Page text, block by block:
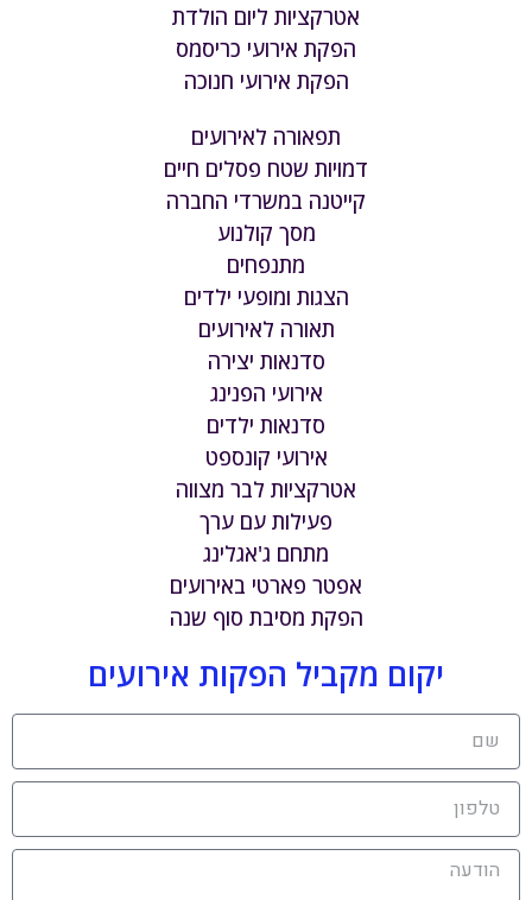
אטרקציות ליום הולדת
הפקת אירועי כריסמס
הפקת אירועי חנוכה
תפאורה לאירועים
דמויות שטח פסלים חיים
קייטנה במשרדי החברה
מסך קולנוע
מתנפחים
הצגות ומופעי ילדים
תאורה לאירועים
סדנאות יצירה
אירועי הפנינג
סדנאות ילדים
אירועי קונספט
אטרקציות לבר מצווה
פעילות עם ערך
מתחם ג'אגלינג
אפטר פארטי באירועים
הפקת מסיבת סוף שנה
יקום מקביל הפקות אירועים